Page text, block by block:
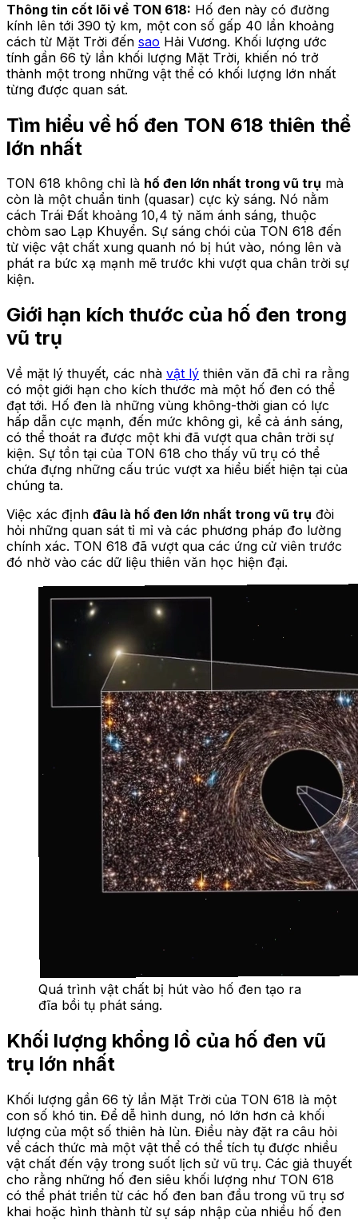
Thông tin cốt lõi về TON 618: Hố đen này có đường
kính lên tới 390 tỷ km, một con số gấp 40 lần khoảng
cách từ Mặt Trời đến sao Hải Vương. Khối lượng ước
tính gần 66 tỷ lần khối lượng Mặt Trời, khiến nó trở
thành một trong những vật thể có khối lượng lớn nhất
từng được quan sát.
Tìm hiểu về hố đen TON 618 thiên thể
lớn nhất
TON 618 không chỉ là hố đen lớn nhất trong vũ trụ mà
còn là một chuẩn tinh (quasar) cực kỳ sáng. Nó nằm
cách Trái Đất khoảng 10,4 tỷ năm ánh sáng, thuộc
chòm sao Lạp Khuyển. Sự sáng chói của TON 618 đến
từ việc vật chất xung quanh nó bị hút vào, nóng lên và
phát ra bức xạ mạnh mẽ trước khi vượt qua chân trời sự
kiện.
Giới hạn kích thước của hố đen trong
vũ trụ
Về mặt lý thuyết, các nhà vật lý thiên văn đã chỉ ra rằng
có một giới hạn cho kích thước mà một hố đen có thể
đạt tới. Hố đen là những vùng không-thời gian có lực
hấp dẫn cực mạnh, đến mức không gì, kể cả ánh sáng,
có thể thoát ra được một khi đã vượt qua chân trời sự
kiện. Sự tồn tại của TON 618 cho thấy vũ trụ có thể
chứa đựng những cấu trúc vượt xa hiểu biết hiện tại của
chúng ta.
Việc xác định đâu là hố đen lớn nhất trong vũ trụ đòi
hỏi những quan sát tỉ mỉ và các phương pháp đo lường
chính xác. TON 618 đã vượt qua các ứng cử viên trước
đó nhờ vào các dữ liệu thiên văn học hiện đại.
Quá trình vật chất bị hút vào hố đen tạo ra
đĩa bồi tụ phát sáng.
Khối lượng khổng lồ của hố đen vũ
trụ lớn nhất
Khối lượng gần 66 tỷ lần Mặt Trời của TON 618 là một
con số khó tin. Để dễ hình dung, nó lớn hơn cả khối
lượng của một số thiên hà lùn. Điều này đặt ra câu hỏi
về cách thức mà một vật thể có thể tích tụ được nhiều
vật chất đến vậy trong suốt lịch sử vũ trụ. Các giả thuyết
cho rằng những hố đen siêu khối lượng như TON 618
có thể phát triển từ các hố đen ban đầu trong vũ trụ sơ
khai hoặc hình thành từ sự sáp nhập của nhiều hố đen